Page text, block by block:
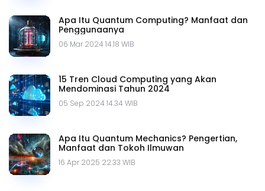
Apa Itu Quantum Computing? Manfaat dan
Penggunaanya
06 Mar 2024 14.18 WIB
15 Tren Cloud Computing yang Akan
Mendominasi Tahun 2024
05 Sep 2024 14.34 WIB
Apa Itu Quantum Mechanics? Pengertian,
Manfaat dan Tokoh Ilmuwan
16 Apr 2025 22.33 WIB